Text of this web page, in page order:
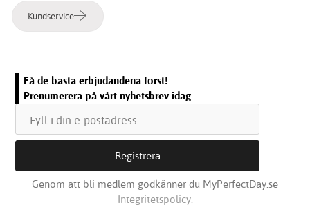
Kundservice
Få de bästa erbjudandena först!
Prenumerera på vårt nyhetsbrev idag
Genom att bli medlem godkänner du MyPerfectDay.se
Integritetspolicy.